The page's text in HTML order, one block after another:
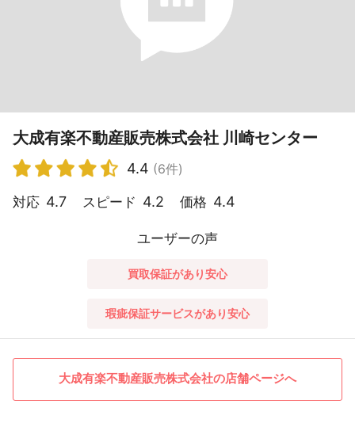
大成有楽不動産販売株式会社 川崎センター
4.4 (6件)
対応 4.7 スピード 4.2 価格 4.4
ユーザーの声
買取保証があり安心
瑕疵保証サービスがあり安心
大成有楽不動産販売株式会社の店舗ページへ